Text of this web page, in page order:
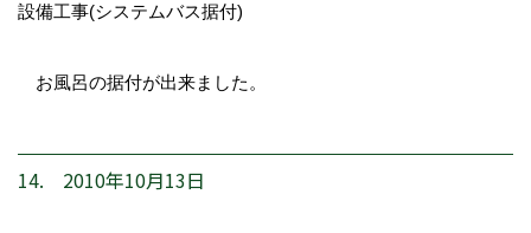
設備工事(システムバス据付)
お風呂の据付が出来ました。
14. 2010年10月13日